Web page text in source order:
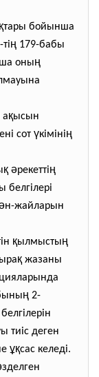
қтары бойынша
ң 179-бабы
оның
ақысын
сот үкімінің
қ әрекеттің
н-жайларын
қылмыстың
ырақ жазаны
ң 2-
белгілерін
тиіс деген
ұқсас келеді.
зделген